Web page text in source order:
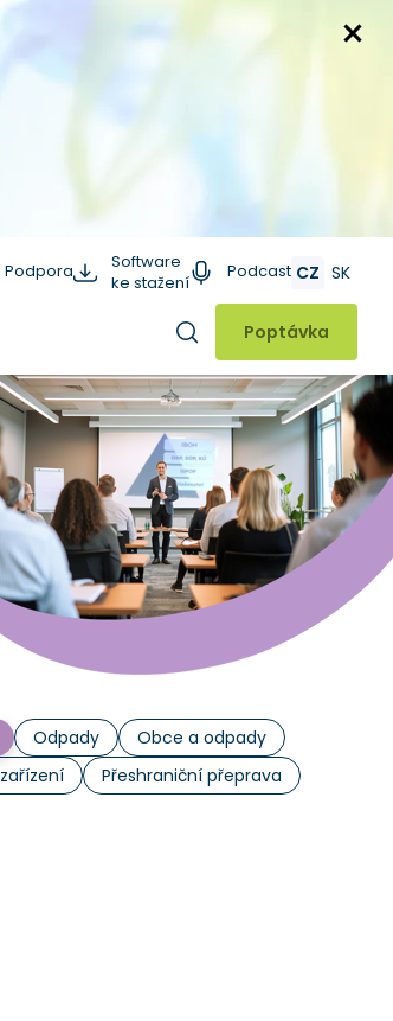
Podpora
Software
ke stažení
Podcast CZ SK
Hledat
Poptávka
Odpady
Obce a odpady
Přeshraniční přeprava